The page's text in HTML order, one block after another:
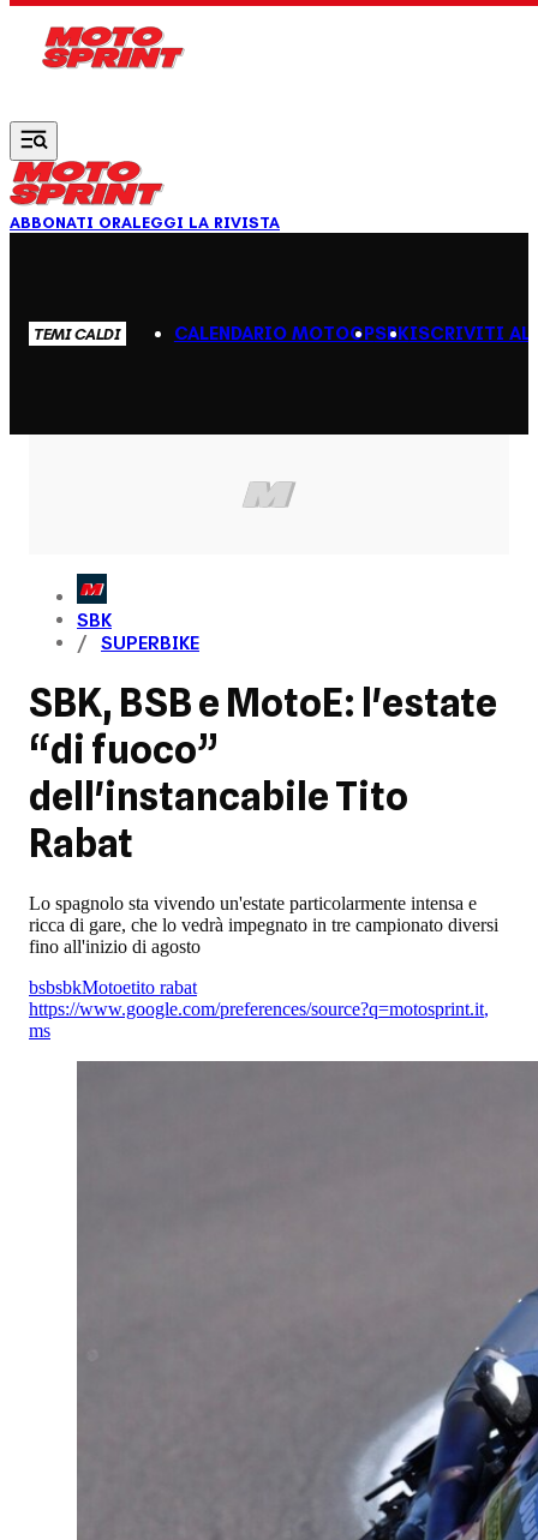
ABBONATI ORALEGGI LA RIVISTA
TEMI CALDI CALENDARIO MOTOGPSBKISCRIVITI AL
SBK
SUPERBIKE
SBK, BSB e MotoE: l'estate
“di fuoco”
dell'instancabile Tito
Rabat
Lo spagnolo sta vivendo un'estate particolarmente intensa e
ricca di gare, che lo vedrà impegnato in tre campionato diversi
fino all'inizio di agosto
bsbsbkMotoetito rabat
https://www.google.com/preferences/source?q=motosprint.it,
ms